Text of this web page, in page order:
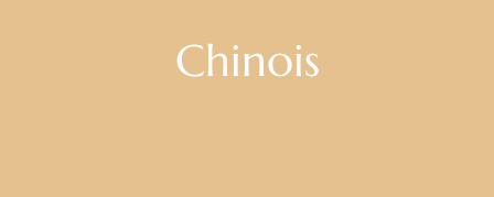
Chinois